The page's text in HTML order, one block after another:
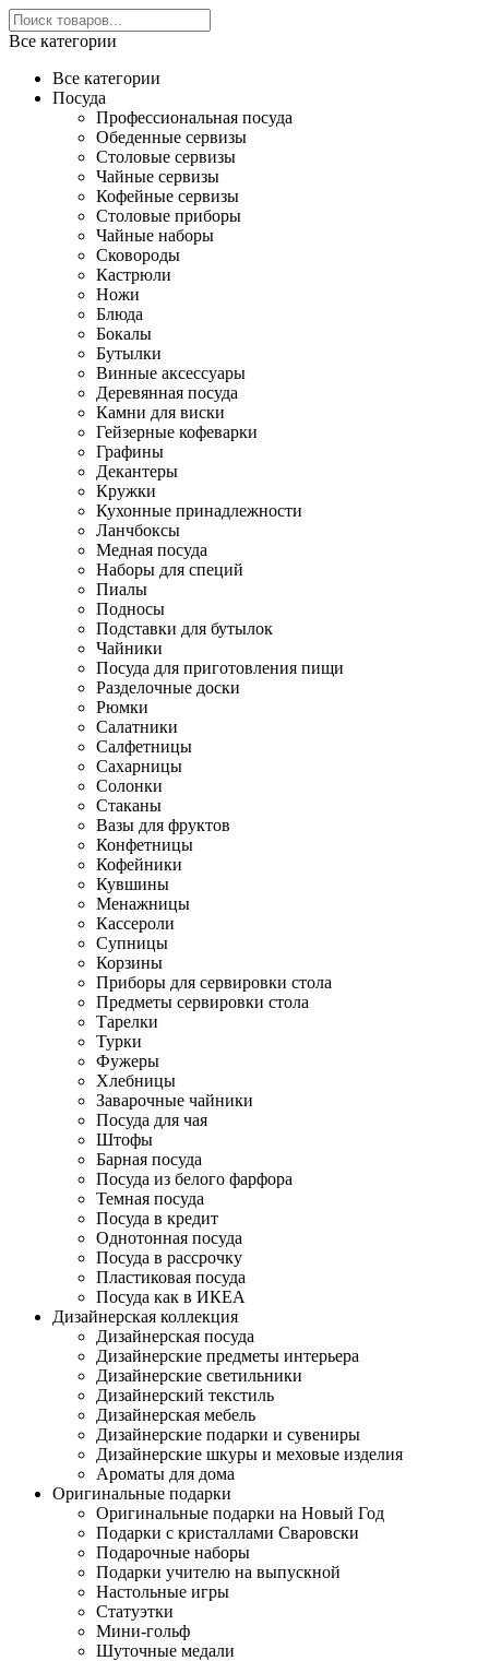
Все категории
Все категории
Посуда
Профессиональная посуда
Обеденные сервизы
Столовые сервизы
Чайные сервизы
Кофейные сервизы
Столовые приборы
Чайные наборы
Сковороды
Кастрюли
Ножи
Блюда
Бокалы
Бутылки
Винные аксессуары
Деревянная посуда
Камни для виски
Гейзерные кофеварки
Графины
Декантеры
Кружки
Кухонные принадлежности
Ланчбоксы
Медная посуда
Наборы для специй
Пиалы
Подносы
Подставки для бутылок
Чайники
Посуда для приготовления пищи
Разделочные доски
Рюмки
Салатники
Салфетницы
Сахарницы
Солонки
Стаканы
Вазы для фруктов
Конфетницы
Кофейники
Кувшины
Менажницы
Кассероли
Супницы
Корзины
Приборы для сервировки стола
Предметы сервировки стола
Тарелки
Турки
Фужеры
Хлебницы
Заварочные чайники
Посуда для чая
Штофы
Барная посуда
Посуда из белого фарфора
Темная посуда
Посуда в кредит
Однотонная посуда
Посуда в рассрочку
Пластиковая посуда
Посуда как в ИКЕА
Дизайнерская коллекция
Дизайнерская посуда
Дизайнерские предметы интерьера
Дизайнерские светильники
Дизайнерский текстиль
Дизайнерская мебель
Дизайнерские подарки и сувениры
Дизайнерские шкуры и меховые изделия
Ароматы для дома
Оригинальные подарки
Оригинальные подарки на Новый Год
Подарки с кристаллами Сваровски
Подарочные наборы
Подарки учителю на выпускной
Настольные игры
Статуэтки
Мини-гольф
Шуточные медали